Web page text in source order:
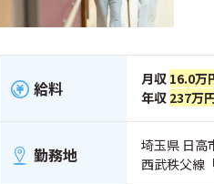
給料 月収 16.0万
年収 237万
勤務地
埼玉県 日高
西武秩父線